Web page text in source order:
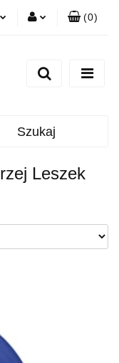
się
(0)
Szukaj
Leszek